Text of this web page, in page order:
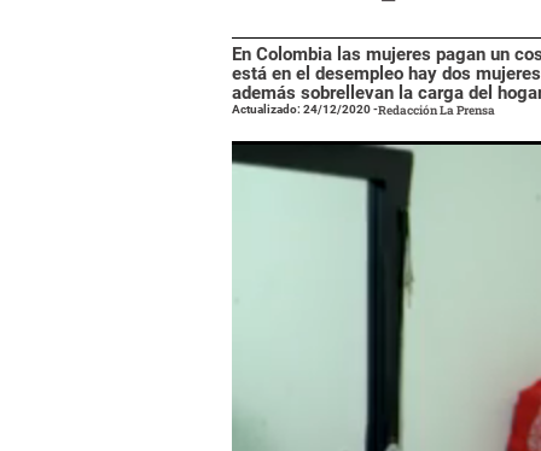
En Colombia las mujeres pagan un
está en el desempleo hay dos
además sobrellevan la carga del
Actualizado: 24/12/2020-Redacción La Prensa